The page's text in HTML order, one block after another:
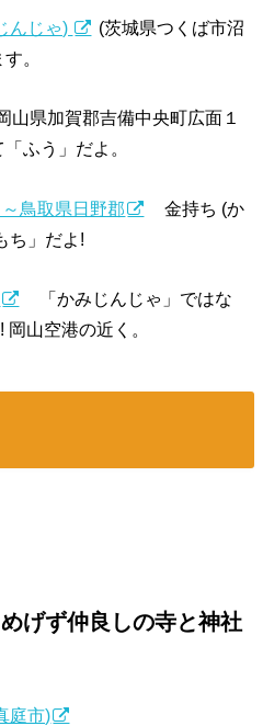
んじゃ)
(茨城県つくば市沼
。
山県加賀郡吉備中央町広面１
ふう」だよ。
鳥取県日野郡
金持ち (か
ち」だよ!
「かみじんじゃ」ではな
山空港の近く。
げず仲良しの寺と神社
庭市)